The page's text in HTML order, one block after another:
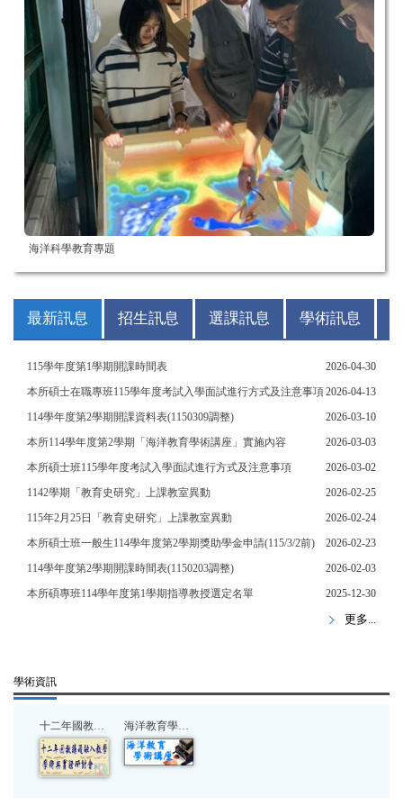
海洋科學教育專題
最新訊息 招生訊息 選課訊息 學術訊息
115學年度第1學期開課時間表
2026-04-30
本所碩士在職專班115學年度考試入學面試進行方式及注意事項2026-04-13
114學年度第2學期開課資料表(1150309調整)
2026-03-10
本所114學年度第2學期「海洋教育學術講座」實施內容
2026-03-03
本所碩士班115學年度考試入學面試進行方式及注意事項
2026-03-02
1142學期「教育史研究」上課教室異動
2026-02-25
115年2月25日「教育史研究」上課教室異動
2026-02-24
本所碩士班一般生114學年度第2學期獎助學金申請(115/3/2前)
2026-02-23
114學年度第2學期開課時間表(1150203調整)
2026-02-03
本所碩專班114學年度第1學期指導教授選定名單
2025-12-30
更多...
學術資訊
十二年國教議題融入教學研討會 海洋教育學術講座